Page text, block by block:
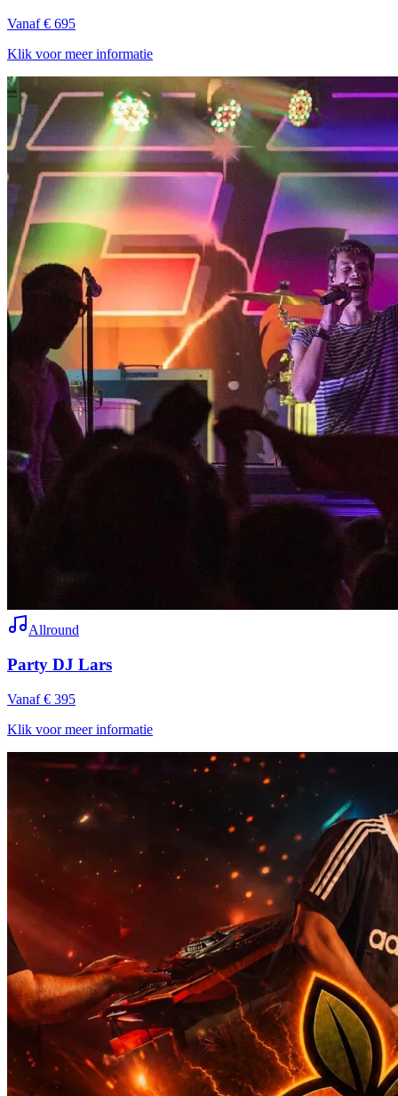
Vanaf € 695
Klik voor meer informatie
Allround
Party DJ Lars
Vanaf € 395
Klik voor meer informatie